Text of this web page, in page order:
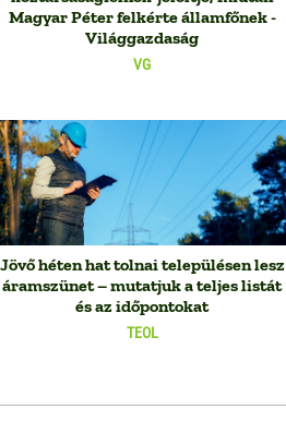
VG
Magyar Péter felkérte államfőnek -
Világgazdaság
TEOL
Jövő héten hat tolnai településen lesz
áramszünet – mutatjuk a teljes listát
és az időpontokat